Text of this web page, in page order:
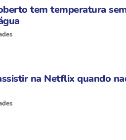
tem temperatura
na Netflix quando